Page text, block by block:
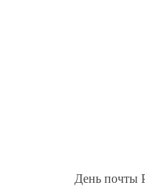
День почты